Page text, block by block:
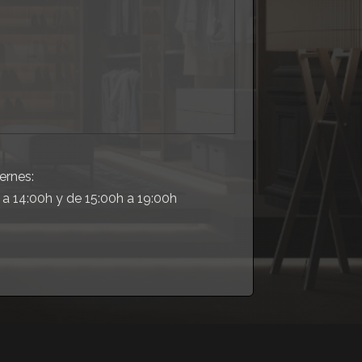
14:00h y de 15:00h a 19:00h